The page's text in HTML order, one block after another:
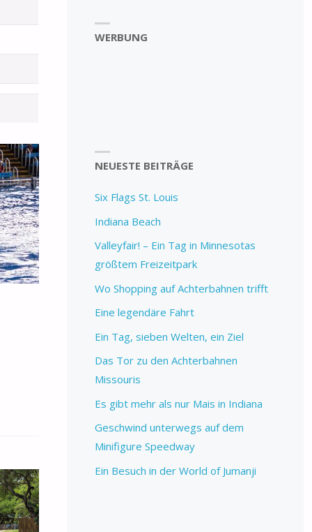
WERBUNG
NEUESTE BEITRÄGE
Six Flags St. Louis
Indiana Beach
Valleyfair! – Ein Tag in Minnesotas
größtem Freizeitpark
Wo Shopping auf Achterbahnen trifft
Eine legendäre Fahrt
Ein Tag, sieben Welten, ein Ziel
Das Tor zu den Achterbahnen
Missouris
Es gibt mehr als nur Mais in Indiana
Geschwind unterwegs auf dem
Minifigure Speedway
Ein Besuch in der World of Jumanji